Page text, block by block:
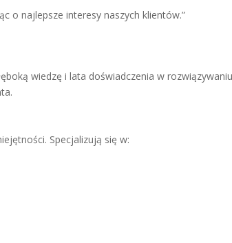
o najlepsze interesy naszych klientów.”
wiedzę i lata doświadczenia w
Specjalizują się w: